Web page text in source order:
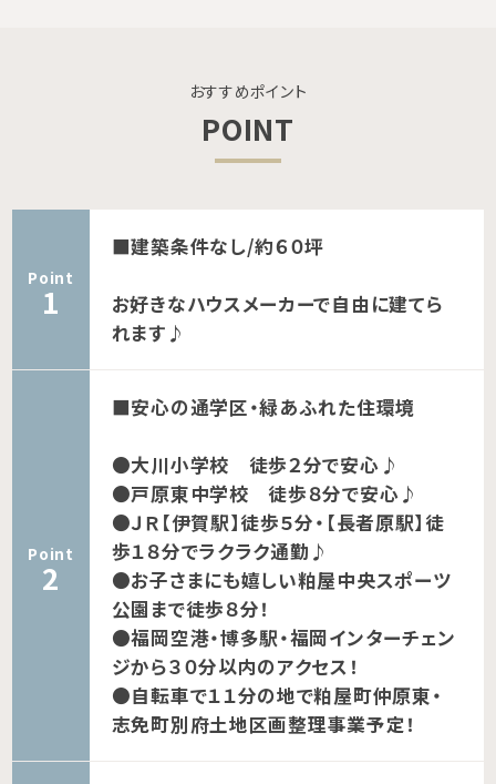
おすすめポイント
POINT
Point
■建築条件なし/約６０坪
お好きなハウスメーカーで自由に建てら
れます♪
Point
■安心の通学区・緑あふれた住環境
●大川小学校 徒歩２分で安心♪
●戸原東中学校 徒歩８分で安心♪
●ＪＲ【伊賀駅】徒歩５分・【長者原駅】徒
歩１８分でラクラク通勤♪
●お子さまにも嬉しい粕屋中央スポーツ
公園まで徒歩８分！
●福岡空港・博多駅・福岡インターチェン
ジから３０分以内のアクセス！
●自転車で１１分の地で粕屋町仲原東・
志免町別府土地区画整理事業予定！